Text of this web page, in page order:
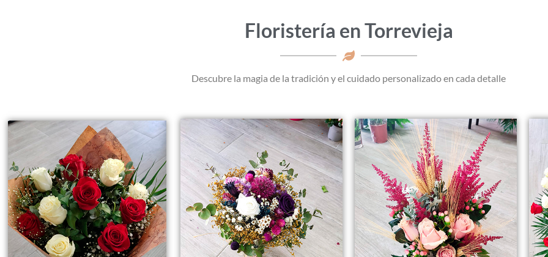
Floristería en Torrevieja
Descubre la magia de la tradición y el cuidado personalizado en cada detalle